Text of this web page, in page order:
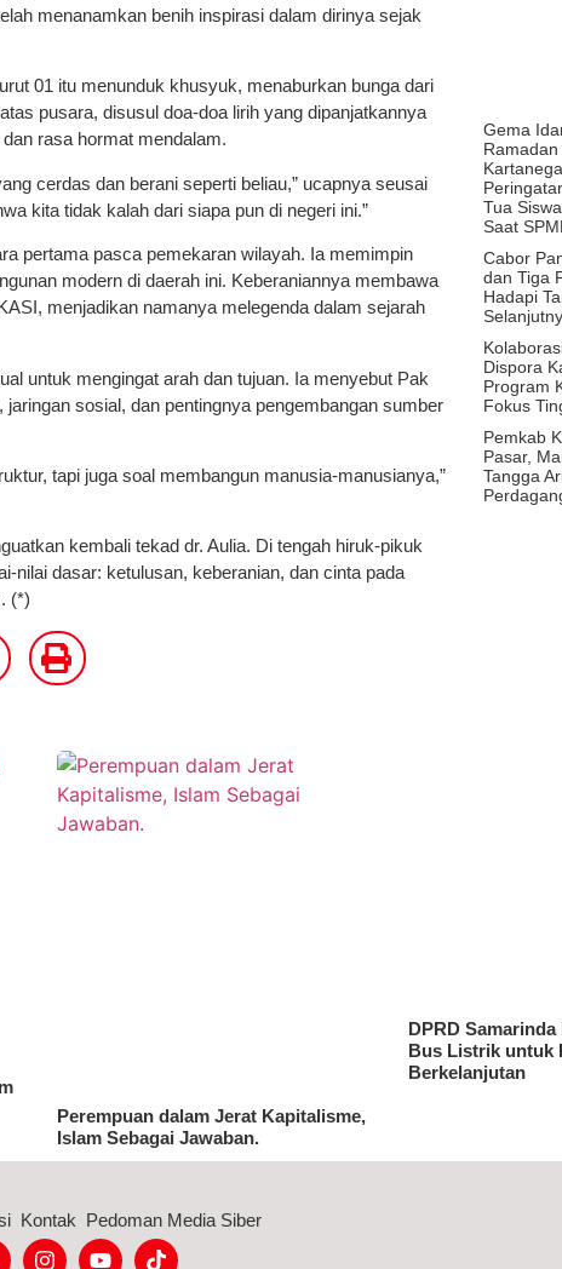
menanamkan benih inspirasi dalam dirinya sejak
01 itu menunduk khusyuk, menaburkan bunga dari
pusara, disusul doa-doa lirih yang dipanjatkannya
rasa hormat mendalam.
cerdas dan berani seperti beliau,” ucapnya seusai
kita tidak kalah dari siapa pun di negeri ini.”
pertama pasca pemekaran wilayah. Ia memimpin
modern di daerah ini. Keberaniannya membawa
menjadikan namanya melegenda dalam sejarah
untuk mengingat arah dan tujuan. Ia menyebut Pak
sosial, dan pentingnya pengembangan sumber
tapi juga soal membangun manusia-manusianya,”
kembali tekad dr. Aulia. Di tengah hiruk-pikuk
nilai dasar: ketulusan, keberanian, dan cinta pada
(*)
Gema
Tua
Saat
Cabor
dan Tiga
Hadapi
Dispora
Program
Fokus
Pemkab
Pasar,
Tangga
Perempuan dalam Jerat Kapitalisme,
Islam Sebagai Jawaban.
DPRD
Bus Listrik untuk
Berkelanjutan
Kontak Pedoman Media Siber